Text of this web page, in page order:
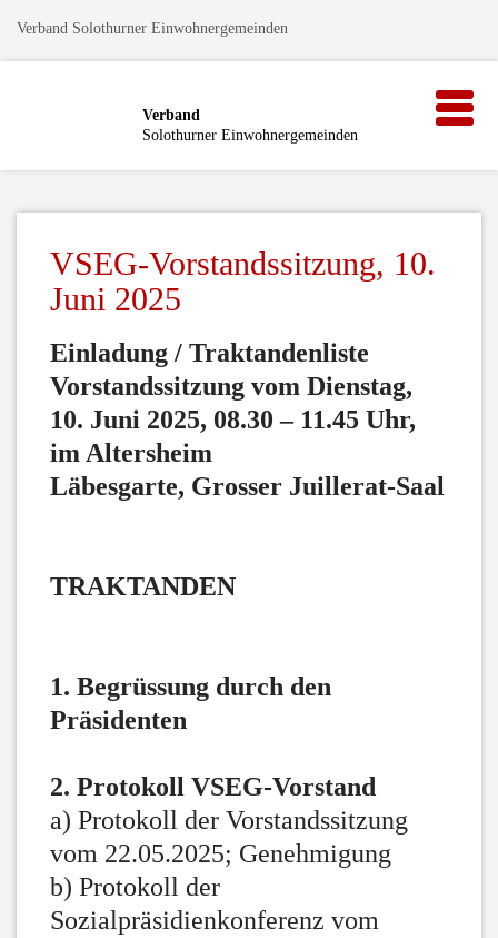
Verband Solothurner Einwohnergemeinden
Verband
Solothurner Einwohnergemeinden
Toggle
VSEG-Vorstandssitzung, 10.
Juni 2025
Einladung / Traktandenliste
Vorstandssitzung vom Dienstag,
10. Juni 2025, 08.30 – 11.45 Uhr,
im Altersheim
Läbesgarte, Grosser Juillerat-Saal
TRAKTANDEN
1. Begrüssung durch den
Präsidenten
2. Protokoll VSEG-Vorstand
a) Protokoll der Vorstandssitzung
vom 22.05.2025; Genehmigung
b) Protokoll der
Sozialpräsidienkonferenz vom